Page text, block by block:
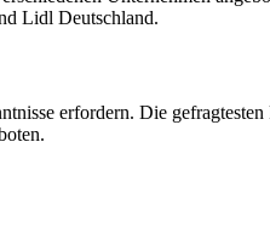
Lidl Deutschland.
erfordern. Die